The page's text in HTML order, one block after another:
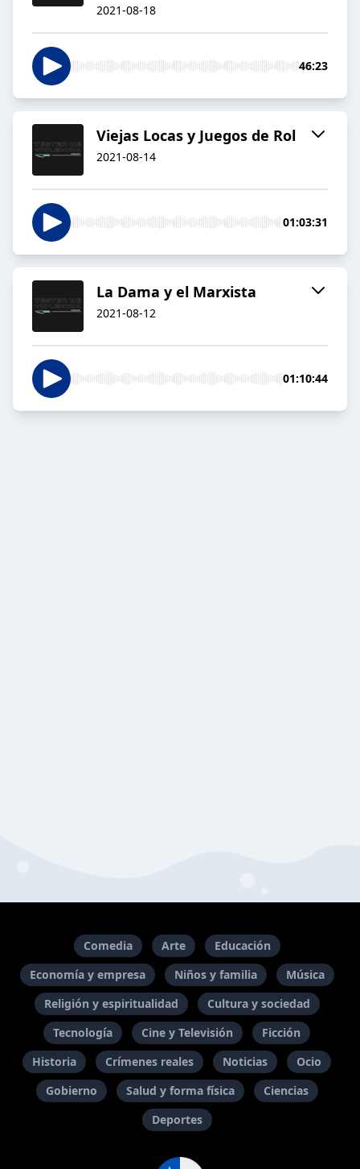
2021-08-18
46:23
Viejas Locas y Juegos de Rol
2021-08-14
01:03:31
La Dama y el Marxista
2021-08-12
01:10:44
Comedia Arte
Educación
Economía y empresa
Niños y familia
Música
Religión y espiritualidad
Cultura y sociedad
Tecnología
Cine y Televisión
Ficción
Historia
Crímenes reales Noticias
Ocio
Gobierno
Salud y forma física
Ciencias
Deportes